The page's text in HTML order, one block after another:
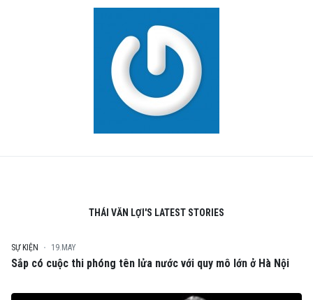
THÁI VĂN LỢI'S LATEST STORIES
SỰ KIỆN 19.MAY
Sắp có cuộc thi phóng tên lửa nước với quy mô lớn ở Hà Nội